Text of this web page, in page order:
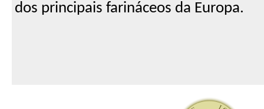
dos principais farináceos da Europa.